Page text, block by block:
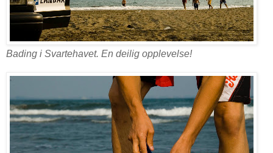
Bading i Svartehavet. En deilig opplevelse!